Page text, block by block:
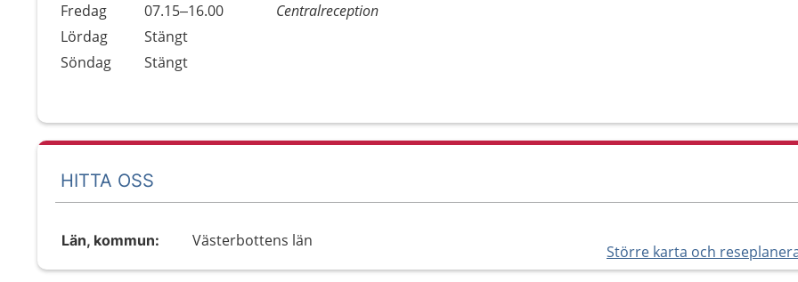
Fredag
07.15–16.00
Centralreception
Lördag
Stängt
Söndag
Stängt
HITTA OSS
Större karta och
Län, kommun: Västerbottens län